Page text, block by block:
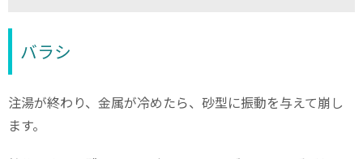
バラシ
注湯が終わり、金属が冷めたら、砂型に振動を与えて崩し
ます。